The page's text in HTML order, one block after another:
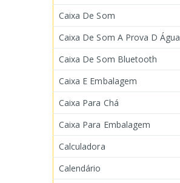
Caixa De Som
Caixa De Som A Prova D Água
Caixa De Som Bluetooth
Caixa E Embalagem
Caixa Para Chá
Caixa Para Embalagem
Calculadora
Calendário